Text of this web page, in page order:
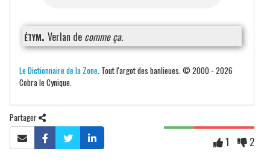
étym. Verlan de comme ça.
Le Dictionnaire de la Zone . Tout l'argot des banlieues. © 2000 - 2026
Cobra le Cynique.
Partager
1 2